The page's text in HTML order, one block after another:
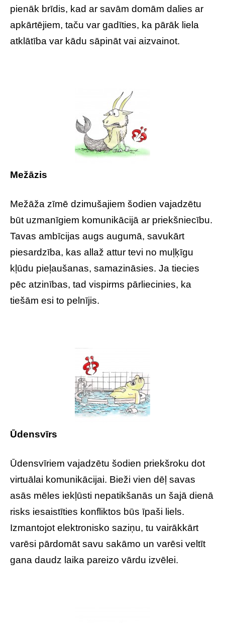
pienāk brīdis, kad ar savām domām dalies ar
apkārtējiem, taču var gadīties, ka pārāk liela
atklātība var kādu sāpināt vai aizvainot.
Mežāzis
Mežāža zīmē dzimušajiem šodien vajadzētu
būt uzmanīgiem komunikācijā ar priekšniecību.
Tavas ambīcijas augs augumā, savukārt
piesardzība, kas allaž attur tevi no muļķīgu
kļūdu pieļaušanas, samazināsies. Ja tiecies
pēc atzinības, tad vispirms pārliecinies, ka
tiešām esi to pelnījis.
Ūdensvīrs
Ūdensvīriem vajadzētu šodien priekšroku dot
virtuālai komunikācijai. Bieži vien dēļ savas
asās mēles iekļūsti nepatikšanās un šajā dienā
risks iesaistīties konfliktos būs īpaši liels.
Izmantojot elektronisko saziņu, tu vairākkārt
varēsi pārdomāt savu sakāmo un varēsi veltīt
gana daudz laika pareizo vārdu izvēlei.